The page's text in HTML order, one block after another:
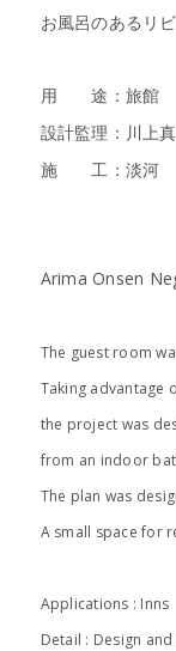
お風呂のあるリ
用 途：旅館
設計監理：川上
施 工：淡河
Arima Onsen
The guest room
Taking advantage
the project was
from an indoor
The plan was
A small space for
Applications : Inns
Detail : Design